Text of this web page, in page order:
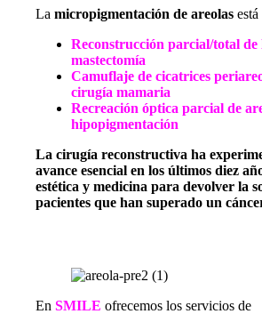
La micropigmentación de areolas
Reconstrucción parcial/total de
mastectomía
Camuflaje de cicatrices
cirugía mamaria
Recreación óptica parcial de
hipopigmentación
La cirugía reconstructiva ha
avance esencial en los últimos diez
estética y medicina para devolver la
pacientes que han superado un
En SMILE ofrecemos los servicios de